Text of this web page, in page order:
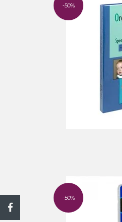
-50%
-50%